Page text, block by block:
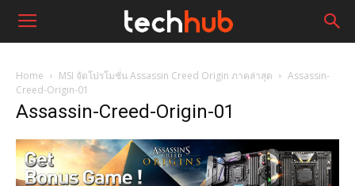
Home MSI จัดโปรโมชั่น Assassin Creed Origin ภาคล่าสุด
Assassin-
Creed-Origin-01
Assassin-Creed-Origin-01